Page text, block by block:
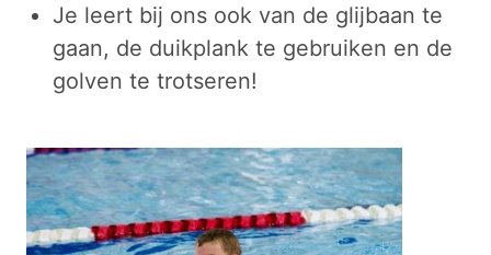
Je leert bij ons ook van de glijbaan te
gaan, de duikplank te gebruiken en de
golven te trotseren!